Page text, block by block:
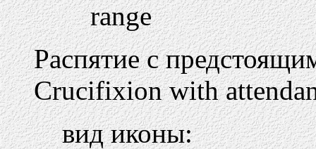
range
Распятие с
Crucifixion with
вид иконы: